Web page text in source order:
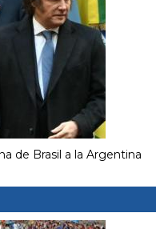
de Brasil a la Argentina